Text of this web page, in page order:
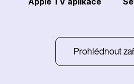
Prohlédnout